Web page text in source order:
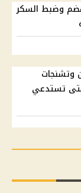
وضبط السكر
وتشنجات
تستدعي